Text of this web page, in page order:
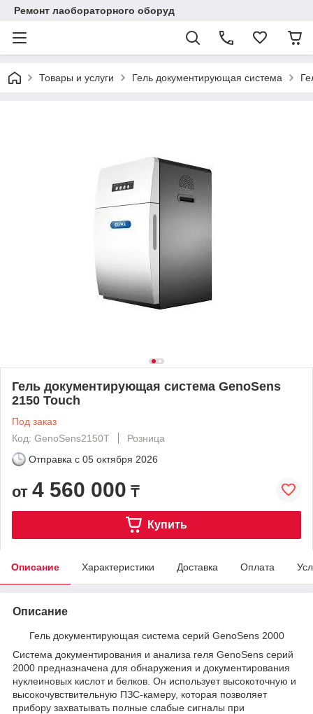
Ремонт лаобораторного оборуд
Товары и услуги Гель документирующая система
Гель документирующая система GenoSens
2150 Touch
Под заказ
Код: GenoSens2150T
Розница
Отправка с 05 октября 2026
от 4 560 000 ₸
Купить
Описание Характеристики Доставка Оплата
Описание
Гель документирующая система серий GenoSens 2000
Система документирования и анализа геля GenoSens серий
2000 предназначена для обнаружения и документирования
нуклеиновых кислот и белков. Он использует высокоточную и
высокочувствительную ПЗС-камеру, которая позволяет
прибору захватывать полные слабые сигналы при